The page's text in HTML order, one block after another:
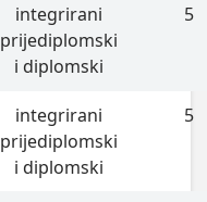
integrirani
prijediplomski
i diplomski
5
integrirani
prijediplomski
i diplomski
5